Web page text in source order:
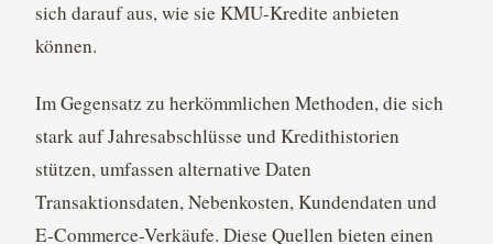
sich darauf aus, wie sie KMU-Kredite anbieten
können.
Im Gegensatz zu herkömmlichen Methoden, die sich
stark auf Jahresabschlüsse und Kredithistorien
stützen, umfassen alternative Daten
Transaktionsdaten, Nebenkosten, Kundendaten und
E-Commerce-Verkäufe. Diese Quellen bieten einen